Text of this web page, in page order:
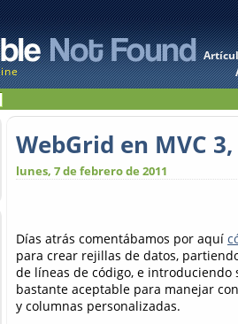
WebGrid en MVC
lunes, 7 de febrero de 2011
Días atrás comentábamos por aquí
para crear rejillas de datos,
de líneas de código, e
bastante aceptable para manejar
y columnas personalizadas.